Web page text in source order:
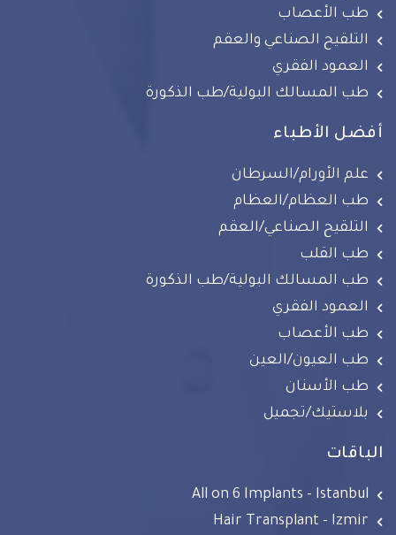
طب الأعصاب
التلقيح الصناعي والعقم
العمود الفقري
طب المسالك البولية/طب الذكورة
أفضل الأطباء
علم الأورام/السرطان
طب العظام/العظام
التلقيح الصناعي/العقم
طب القلب
طب المسالك البولية/طب الذكورة
العمود الفقري
طب الأعصاب
طب العيون/العين
طب الأسنان
بلاستيك/تجميل
الباقات
All on 6 Implants - Istanbul
Hair Transplant - Izmir